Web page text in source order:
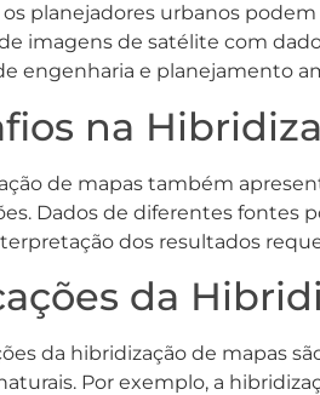
os planejadores urbanos
imagens de satélite com
engenharia e planejamento
na
de mapas também
Dados de diferentes fontes
dos resultados
da
da hibridização de mapas
Por exemplo, a